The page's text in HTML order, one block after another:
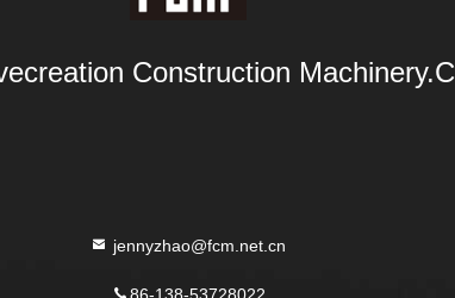
Construction
jennyzhao@fcm.net.cn
86-138-53728022